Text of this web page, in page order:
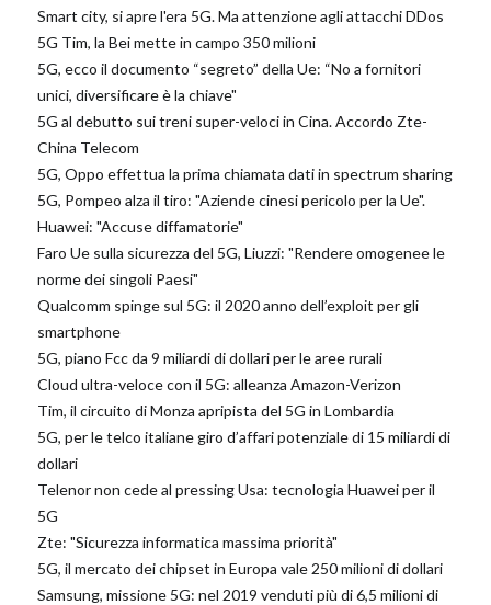
Smart city, si apre l'era 5G. Ma attenzione agli attacchi DDos
5G Tim, la Bei mette in campo 350 milioni
5G, ecco il documento “segreto” della Ue: “No a fornitori
unici, diversificare è la chiave"
5G al debutto sui treni super-veloci in Cina. Accordo Zte-
China Telecom
5G, Oppo effettua la prima chiamata dati in spectrum sharing
5G, Pompeo alza il tiro: "Aziende cinesi pericolo per la Ue".
Huawei: "Accuse diffamatorie"
Faro Ue sulla sicurezza del 5G, Liuzzi: "Rendere omogenee le
norme dei singoli Paesi"
Qualcomm spinge sul 5G: il 2020 anno dell’exploit per gli
smartphone
5G, piano Fcc da 9 miliardi di dollari per le aree rurali
Cloud ultra-veloce con il 5G: alleanza Amazon-Verizon
Tim, il circuito di Monza apripista del 5G in Lombardia
5G, per le telco italiane giro d’affari potenziale di 15 miliardi di
dollari
Telenor non cede al pressing Usa: tecnologia Huawei per il
5G
Zte: "Sicurezza informatica massima priorità"
5G, il mercato dei chipset in Europa vale 250 milioni di dollari
Samsung, missione 5G: nel 2019 venduti più di 6,5 milioni di